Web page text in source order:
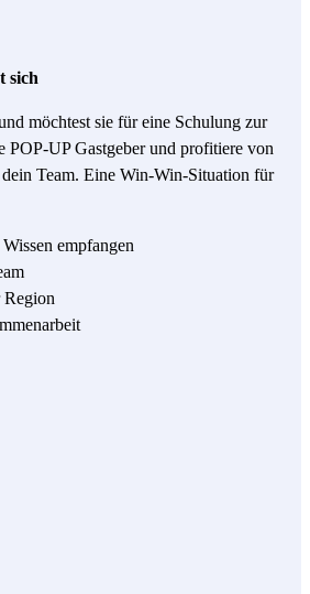
sich
möchtest sie für eine Schulung zur
POP-UP Gastgeber und profitiere von
Team. Eine Win-Win-Situation für
empfangen
Region